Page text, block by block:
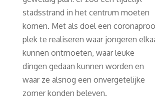
stadsstrand in het centrum moeten
komen. Met als doel een
plek te realiseren waar jongeren
kunnen ontmoeten, waar leuke
dingen gedaan kunnen worden en
waar ze alsnog een onvergetelijke
zomer konden beleven.